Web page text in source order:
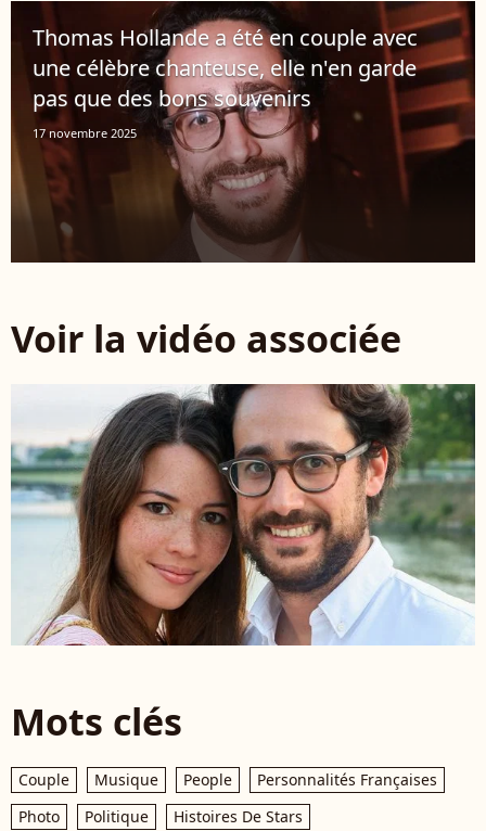
Thomas Hollande a été en couple avec
une célèbre chanteuse, elle n'en garde
pas que des bons souvenirs
17 novembre 2025
Voir la vidéo associée
Mots clés
Couple Musique People
Personnalités Françaises
Photo
Politique Histoires De Stars